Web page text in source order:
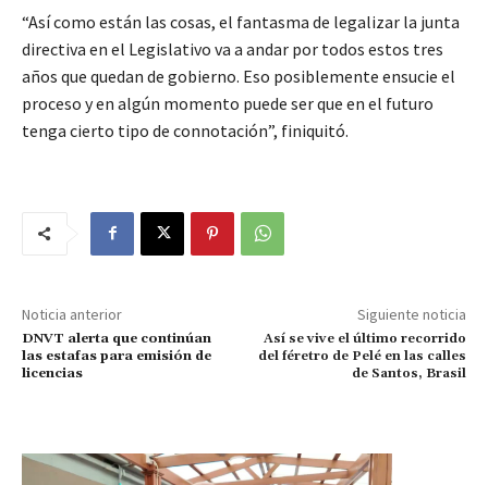
“Así como están las cosas, el fantasma de legalizar la junta
directiva en el Legislativo va a andar por todos estos tres
años que quedan de gobierno. Eso posiblemente ensucie el
proceso y en algún momento puede ser que en el futuro
tenga cierto tipo de connotación”, finiquitó.
Noticia anterior
DNVT alerta que continúan
las estafas para emisión de
licencias
Siguiente noticia
Así se vive el último recorrido
del féretro de Pelé en las calles
de Santos, Brasil